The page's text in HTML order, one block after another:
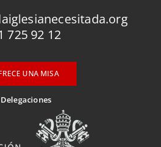
725 92 12
UNA MISA
Delegaciones